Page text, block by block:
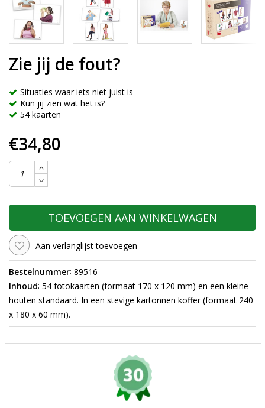
Zie jij de fout?
Situaties waar iets niet juist is
Kun jij zien wat het is?
54 kaarten
€34,80
TOEVOEGEN AAN WINKELWAGEN
Aan verlanglijst toevoegen
Bestelnummer: 89516
Inhoud: 54 fotokaarten (formaat 170 x 120 mm) en een kleine
houten standaard. In een stevige kartonnen koffer (formaat 240
x 180 x 60 mm).